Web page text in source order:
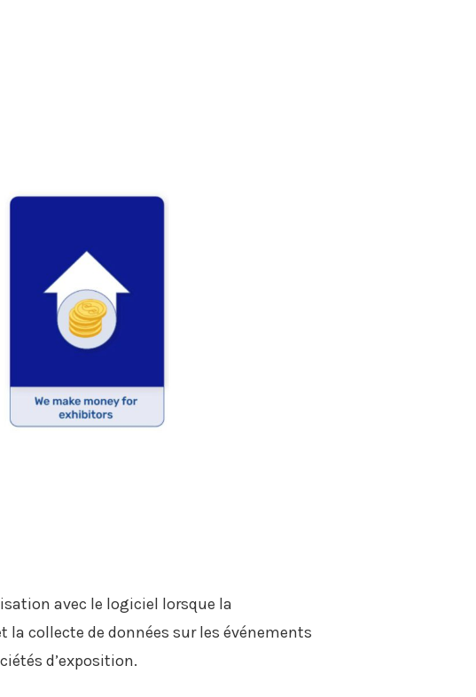
avec le logiciel lorsque la
collecte de données sur les événements
d’exposition.